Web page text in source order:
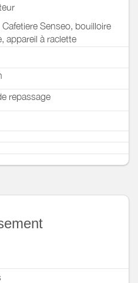
Cafetiere Senseo, bouilloire
appareil à raclette
repassage